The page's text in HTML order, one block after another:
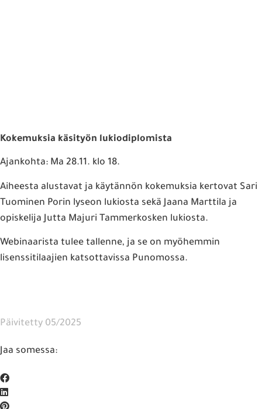
Kokemuksia käsityön lukiodiplomista
Ajankohta: Ma 28.11. klo 18.
Aiheesta alustavat ja käytännön kokemuksia kertovat Sari
Tuominen Porin lyseon lukiosta sekä Jaana Marttila ja
opiskelija Jutta Majuri Tammerkosken lukiosta.
Webinaarista tulee tallenne, ja se on myöhemmin
lisenssitilaajien katsottavissa Punomossa.
Päivitetty 05/2025
Jaa somessa: